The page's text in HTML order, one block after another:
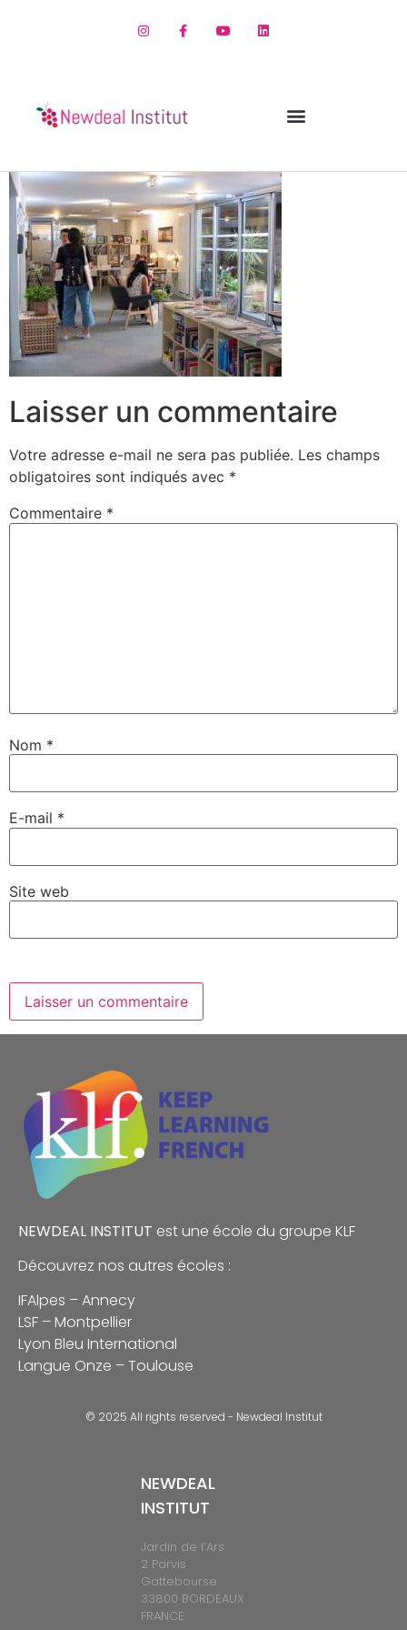
Laisser un commentaire
Votre adresse e-mail ne sera pas publiée. Les champs
obligatoires sont indiqués avec *
Commentaire *
Nom *
E-mail *
Site web
NEWDEAL INSTITUT est une école du groupe KLF
Découvrez nos autres écoles :
IFAlpes – Annecy
LSF – Montpellier
Lyon Bleu International
Langue Onze – Toulouse
© 2025 All rights reserved - Newdeal Institut
NEWDEAL
INSTITUT
Jardin de l’Ars
2 Parvis
Gattebourse
33800 BORDEAUX
FRANCE